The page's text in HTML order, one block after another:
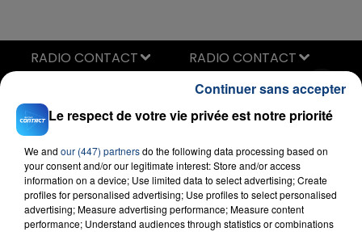
Mr Know It All
RADIO CONTACT
Le respect de votre vie privée est notre priorité
We and our (447) partnersdo the following data processing based on
your consent and/or our legitimate interest: Store and/or access
information on a device; Use limited data to select advertising; Create
profiles for personalised advertising; Use profiles to select personalised
advertising; Measure advertising performance; Measure content
performance; Understand audiences through statistics or combinations
Continuer sans accepter